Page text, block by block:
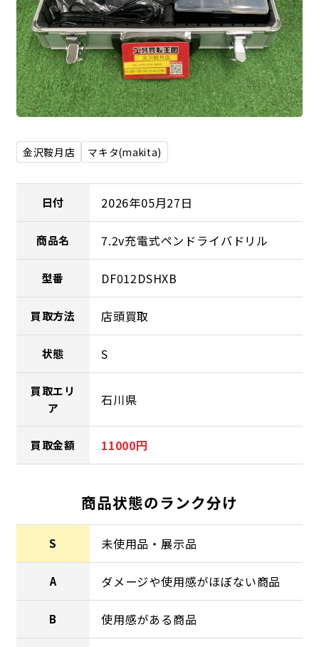
金沢鞍月店 マキタ(makita)
日付 2026年05月27日
商品名 7.2v充電式ペンドライバドリル
型番 DF012DSHXB
買取方法 店頭買取
状態 S
買取エリ
ア
石川県
買取金額 11000円
商品状態のランク分け
S 未使用品・展示品
A ダメージや使用感がほぼない商品
B 使用感がある商品